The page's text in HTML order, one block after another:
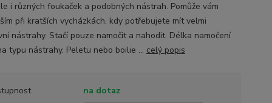
i různých foukaček a podobných nástrah. Pomůže vám
při kratších vycházkách, kdy potřebujete mít velmi
nástrahy. Stačí pouze namočit a nahodit. Délka namočení
typu nástrahy. Peletu nebo boilie ... celý popis
na dotaz